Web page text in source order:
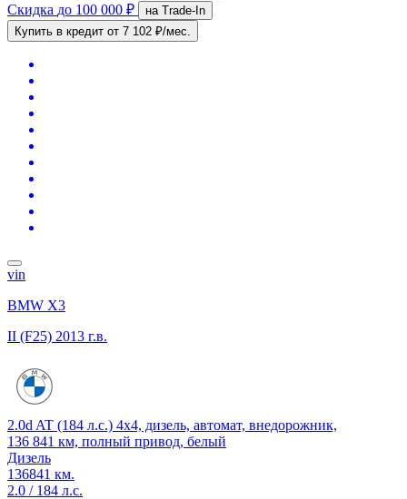
Скидка до 100 000 ₽
на Trade-In
Купить в кредит от 7 102 ₽/мес.
vin
BMW X3
II (F25) 2013 г.в.
2.0d AT (184 л.с.) 4x4, дизель, автомат, внедорожник,
136 841 км, полный привод, белый
Дизель
136841 км.
2.0 / 184 л.с.